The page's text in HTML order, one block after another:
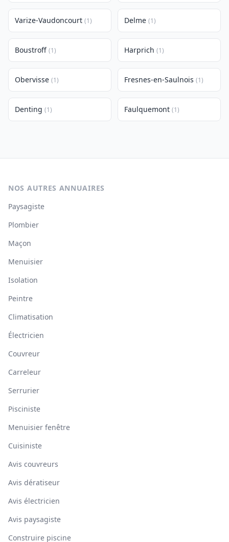
Varize-Vaudoncourt (1) Delme (1)
Boustroff (1) Harprich (1)
Obervisse (1) Fresnes-en-Saulnois (1)
Denting (1) Faulquemont (1)
NOS AUTRES ANNUAIRES
Paysagiste
Plombier
Maçon
Menuisier
Isolation
Peintre
Climatisation
Électricien
Couvreur
Carreleur
Serrurier
Pisciniste
Menuisier fenêtre
Cuisiniste
Avis couvreurs
Avis dératiseur
Avis électricien
Avis paysagiste
Construire piscine